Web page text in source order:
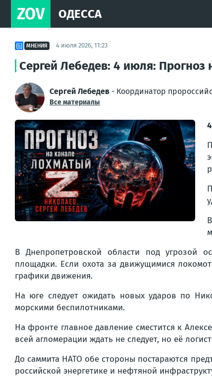
ZOV ОДЕССА
МНЕНИЯ 4 июля 2026, 11:23
Сергей Лебедев: 4 июля: Прогноз
Сергей Лебедев - Координатор
Все материалы
В Днепропетровской области под угрозой
площадки. Если охота за движущимися
графики движения.
На юге следует ожидать новых ударов по
морскими беспилотниками.
На фронте главное давление сместится к
всей агломерации ждать не следует, но её
До саммита НАТО обе стороны постараются
российской энергетике и нефтяной